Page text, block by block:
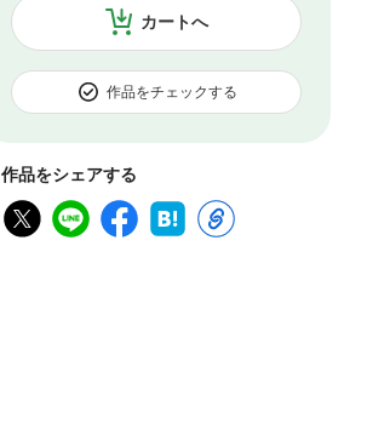
カートへ
作品をチェックする
作品をシェアする